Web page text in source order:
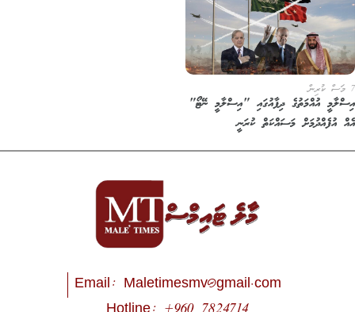
އުއްމަތުގެ ދިފާއުގައި "އިސްލާމީ ނޭޓޯ"
އުފެއްދުމަށް މަސައްކަތް ކުރަނީ
Email:Maletimesmv@gmail.com